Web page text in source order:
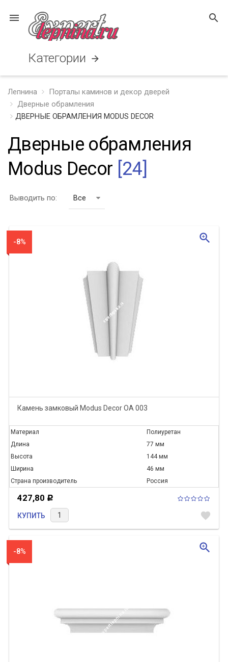
menu search
Категории arrow_forward
Лепнина
Порталы каминов и декор дверей
Дверные обрамления
ДВЕРНЫЕ ОБРАМЛЕНИЯ MODUS DECOR
Дверные обрамления
Modus Decor [24]
Выводить по: Все
-8%
Камень замковый Modus Decor ОА 003
Материал
Полиуретан
Длина
77 мм
Высота
144 мм
Ширина
46 мм
Страна производитель
Россия
427,80 Р
КУПИТЬ favorite
zoom_in
-8% zoom_in